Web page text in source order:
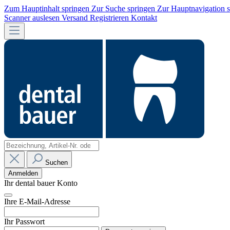
Zum Hauptinhalt springen Zur Suche springen Zur Hauptnavigation
Scanner auslesen Versand Registrieren Kontakt
Suchen
Anmelden
Ihr dental bauer Konto
Ihre E-Mail-Adresse
Ihr Passwort